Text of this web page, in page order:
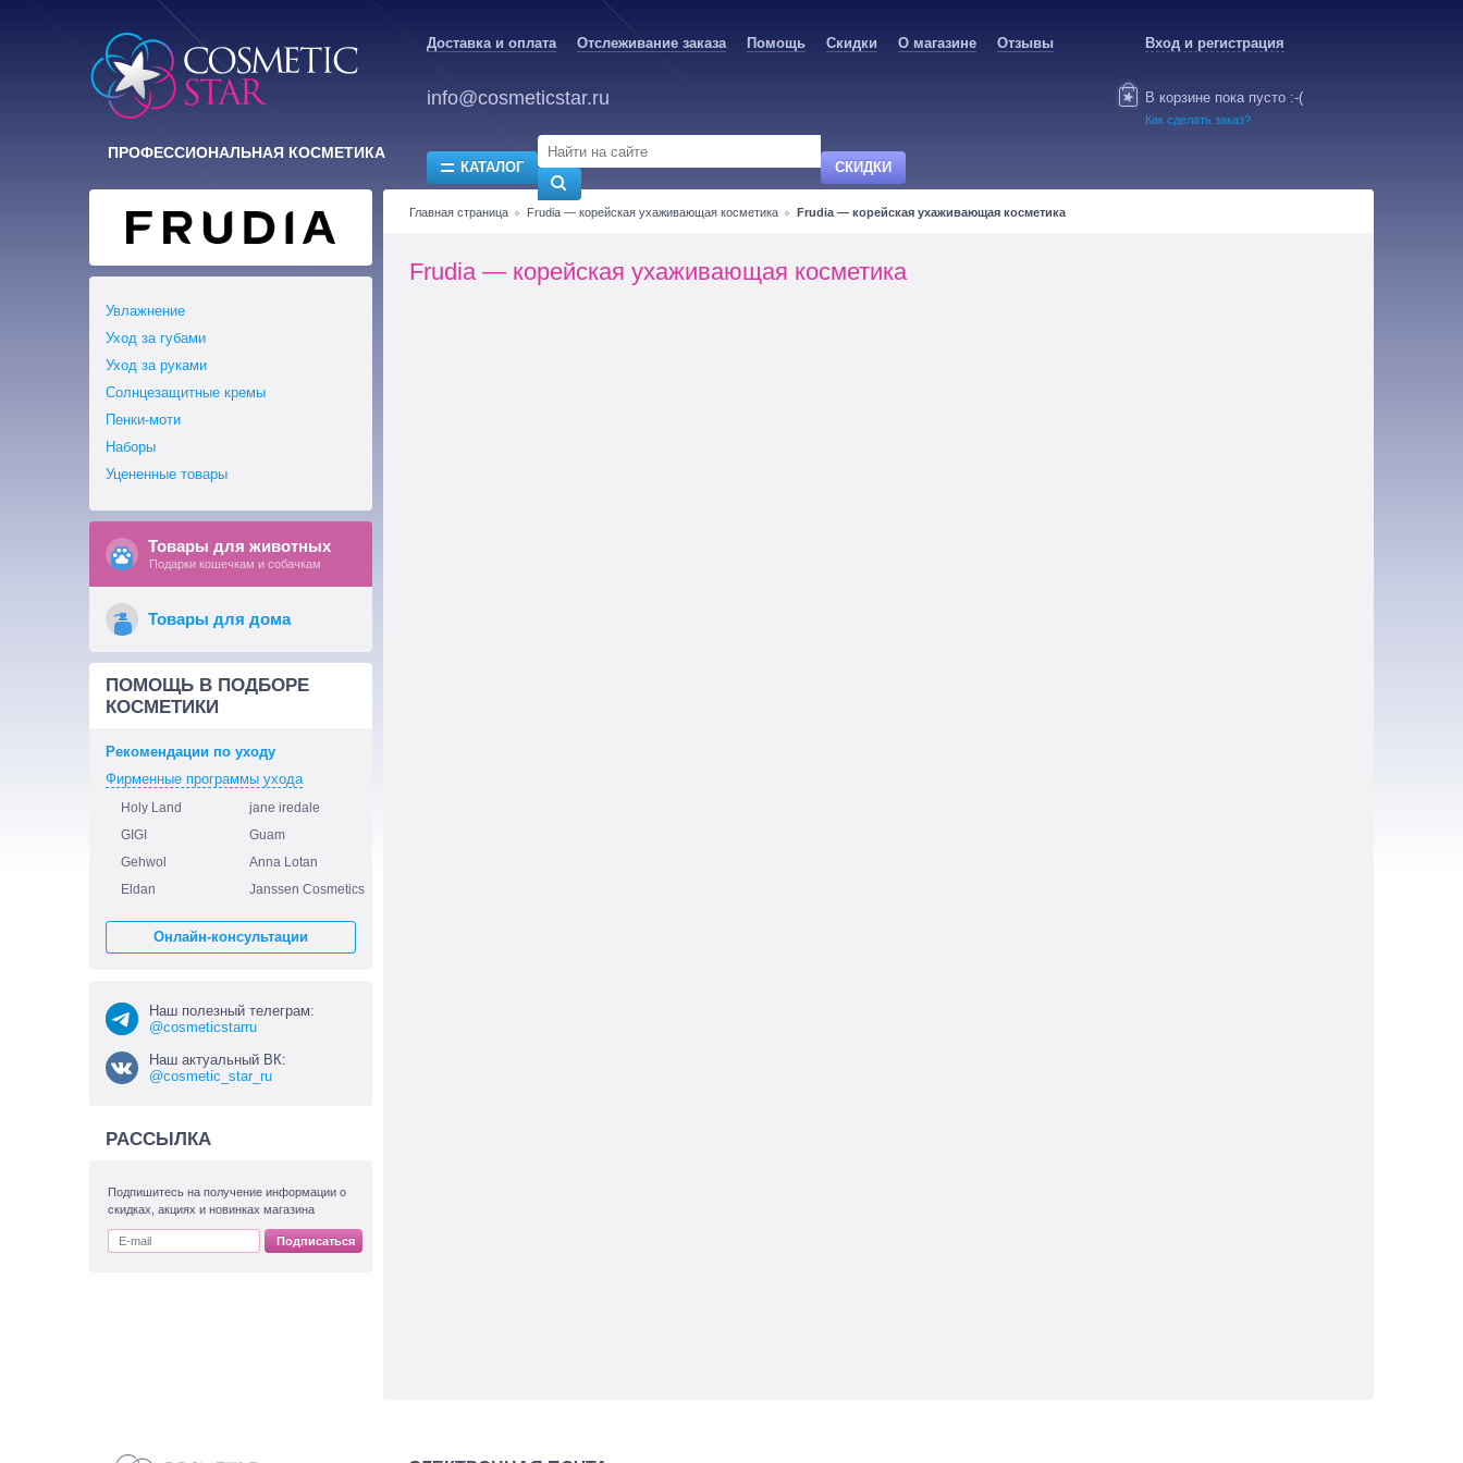
ПРОФЕССИОНАЛЬНАЯ КОСМЕТИКА
Доставка и оплата Отслеживание заказа Помощь Скидки О магазине Отзывы Вход и регистрация
info@cosmeticstar.ru
КАТАЛОГ СКИДКИ
В корзине пока пусто :-(
Как сделать заказ?
Главная страница Frudia — корейская ухаживающая косметика Frudia — корейская ухаживающая косметика
Frudia — корейская ухаживающая косметика
Увлажнение
Уход за губами
Уход за руками
Солнцезащитные кремы
Пенки-моти
Наборы
Уцененные товары
Товары для животных
Подарки кошечкам и собачкам
Товары для дома
ПОМОЩЬ В ПОДБОРЕ
КОСМЕТИКИ
Рекомендации по уходу
Фирменные программы ухода
Holy Land
jane iredale
GIGI
Guam
Gehwol
Anna Lotan
Eldan
Janssen Cosmetics
Онлайн-консультации
Наш полезный телеграм:
@cosmeticstarru
Наш актуальный ВК:
@cosmetic_star_ru
РАССЫЛКА
Подпишитесь на получение информации о
скидках, акциях и новинках магазина
Подписаться